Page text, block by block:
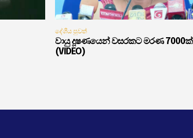
දේශීය පුවත්
වායු දූෂණයෙන් වසරකට මරණ 7000ක්
(VIDEO)